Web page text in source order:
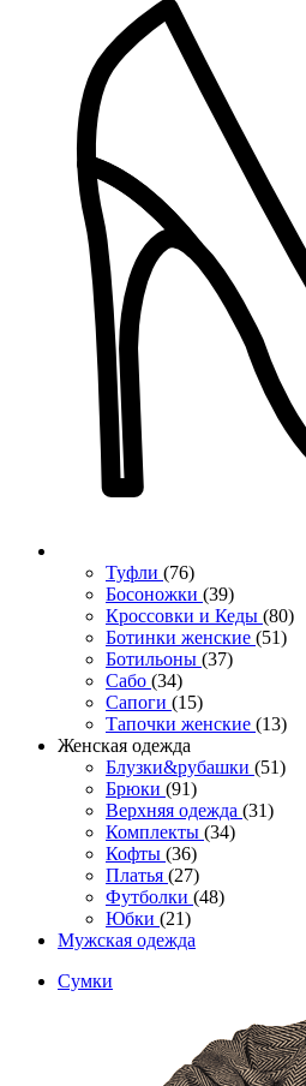
Туфли (76)
Босоножки (39)
Кроссовки и Кеды (80)
Ботинки женские (51)
Ботильоны (37)
Сабо (34)
Сапоги (15)
Тапочки женские (13)
Женская одежда
Блузки&рубашки (51)
Брюки (91)
Верхняя одежда (31)
Комплекты (34)
Кофты (36)
Платья (27)
Футболки (48)
Юбки (21)
Мужская одежда
Сумки